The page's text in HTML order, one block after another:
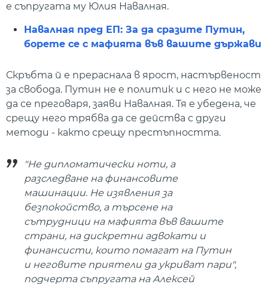
е съпругата му Юлия Навалная.
Навалная пред ЕП: За да сразите Путин,
борете се с мафията във вашите държави
Скръбта й е прераснала в ярост, настървеност
за свобода. Путин не е политик и с него не може
да се преговаря, заяви Навалная. Тя е убедена, че
срещу него трябва да се действа с други
методи - както срещу престъпността.
"Не дипломатически ноти, а
разследване на финансовите
машинации. Не изявления за
безпокойство, а търсене на
сътрудници на мафията във вашите
страни, на дискретни адвокати и
финансисти, които помагат на Путин
и неговите приятели да укриват пари",
подчерта съпругата на Алексей